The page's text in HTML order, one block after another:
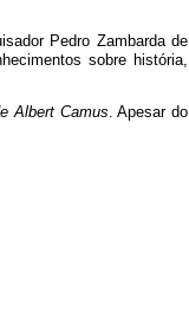
Pedro Zambarda de
sobre história,
Albert Camus. Apesar do